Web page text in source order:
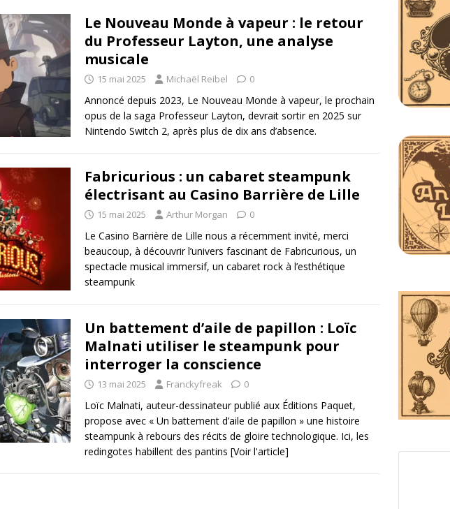
Le Nouveau Monde à vapeur : le retour
du Professeur Layton, une analyse
musicale
15 mai 2025 Michaël Reibel 0
Annoncé depuis 2023, Le Nouveau Monde à vapeur, le prochain
opus de la saga Professeur Layton, devrait sortir en 2025 sur
Nintendo Switch 2, après plus de dix ans d’absence.
Fabricurious : un cabaret steampunk
électrisant au Casino Barrière de Lille
15 mai 2025 Arthur Morgan 0
Le Casino Barrière de Lille nous a récemment invité, merci
beaucoup, à découvrir l’univers fascinant de Fabricurious, un
spectacle musical immersif, un cabaret rock à l’esthétique
steampunk
Un battement d’aile de papillon : Loïc
Malnati utiliser le steampunk pour
interroger la conscience
13 mai 2025 Franckyfreak 0
Loïc Malnati, auteur-dessinateur publié aux Éditions Paquet,
propose avec « Un battement d’aile de papillon » une histoire
steampunk à rebours des récits de gloire technologique. Ici, les
redingotes habillent des pantins [Voir l'article]